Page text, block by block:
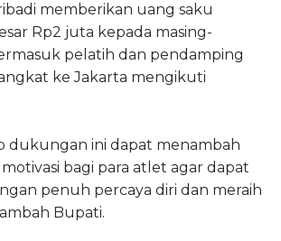
memberikan uang saku
Rp2 juta kepada masing-
pelatih dan pendamping
ke Jakarta mengikuti
dukungan ini dapat menambah
bagi para atlet agar dapat
penuh percaya diri dan meraih
Bupati.